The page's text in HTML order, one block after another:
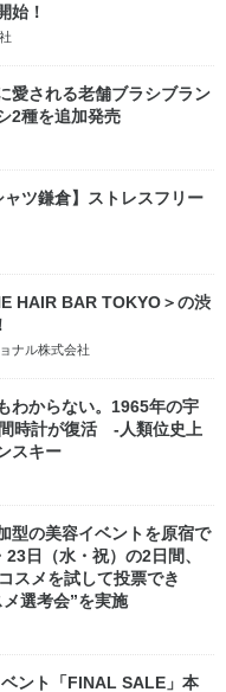
始！
される老舗ブラシブラン
2種を追加発売
ャツ鎌倉】ストレスフリー
HAIR BAR TOKYO＞の渋
ナル株式会社
わからない。1965年の宇
時計が復活 -人類位史上
スキー
型の美容イベントを原宿で
日（水・祝）の2日間、
スメを試して投票でき
選考会”を実施
ント「FINAL SALE」本